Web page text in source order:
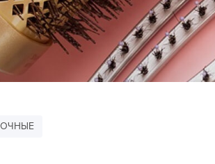
бородой
очистка и detox
и ботокс для волос
для бровей и